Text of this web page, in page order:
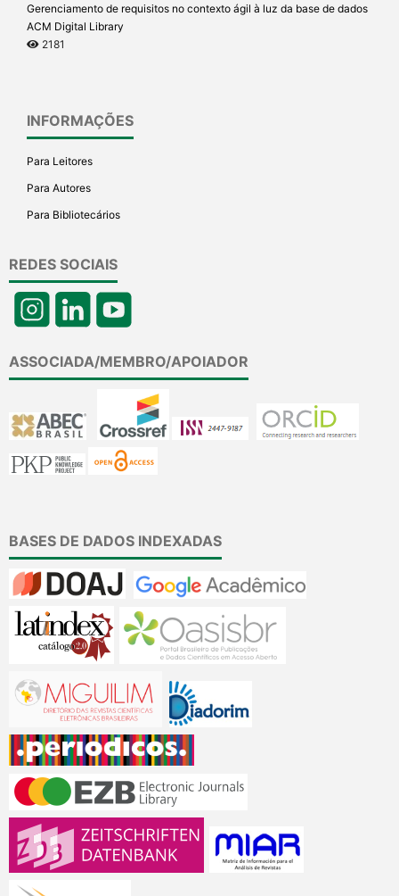
Gerenciamento de requisitos no contexto ágil à luz da base de dados
ACM Digital Library
2181
INFORMAÇÕES
Para Leitores
Para Autores
Para Bibliotecários
REDES SOCIAIS
ASSOCIADA/MEMBRO/APOIADOR
BASES DE DADOS INDEXADAS